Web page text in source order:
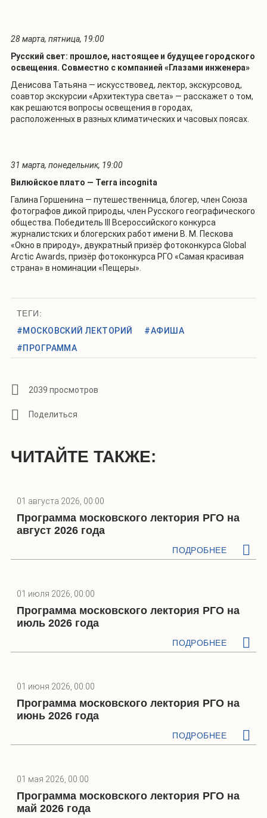
28 марта, пятница, 19:00
Русский свет: прошлое, настоящее и будущее городского
освещения. Совместно с компанией «Глазами инженера»
Денисова Татьяна — искусствовед, лектор, экскурсовод,
соавтор экскурсии «Архитектура света» — расскажет о том,
как решаются вопросы освещения в городах,
расположенных в разных климатических и часовых поясах.
31 марта, понедельник, 19:00
Вилюйское плато — Terra incognita
Галина Горшенина — путешественница, блогер, член Союза
фотографов дикой природы, член Русского географического
общества. Победитель III Всероссийского конкурса
журналистских и блогерских работ имени В. М. Пескова
«Окно в природу», двукратный призёр фотоконкурса Global
Arctic Awards, призёр фотоконкурса РГО «Самая красивая
страна» в номинации «Пещеры».
ТЕГИ:
#МОСКОВСКИЙ ЛЕКТОРИЙ
#АФИША
#ПРОГРАММА
2039 просмотров
ЧИТАЙТЕ ТАКЖЕ:
01 августа 2026, 00:00
Программа московского лектория РГО на
август 2026 года
ПОДРОБНЕЕ
01 июля 2026, 00:00
Программа московского лектория РГО на
июль 2026 года
ПОДРОБНЕЕ
01 июня 2026, 00:00
Программа московского лектория РГО на
июнь 2026 года
ПОДРОБНЕЕ
01 мая 2026, 00:00
Программа московского лектория РГО на
май 2026 года